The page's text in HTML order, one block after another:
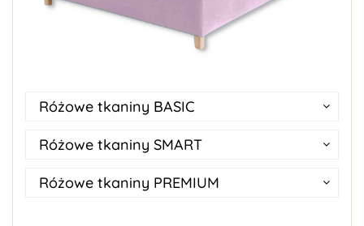
Różowe tkaniny BASIC
Różowe tkaniny SMART
Różowe tkaniny PREMIUM